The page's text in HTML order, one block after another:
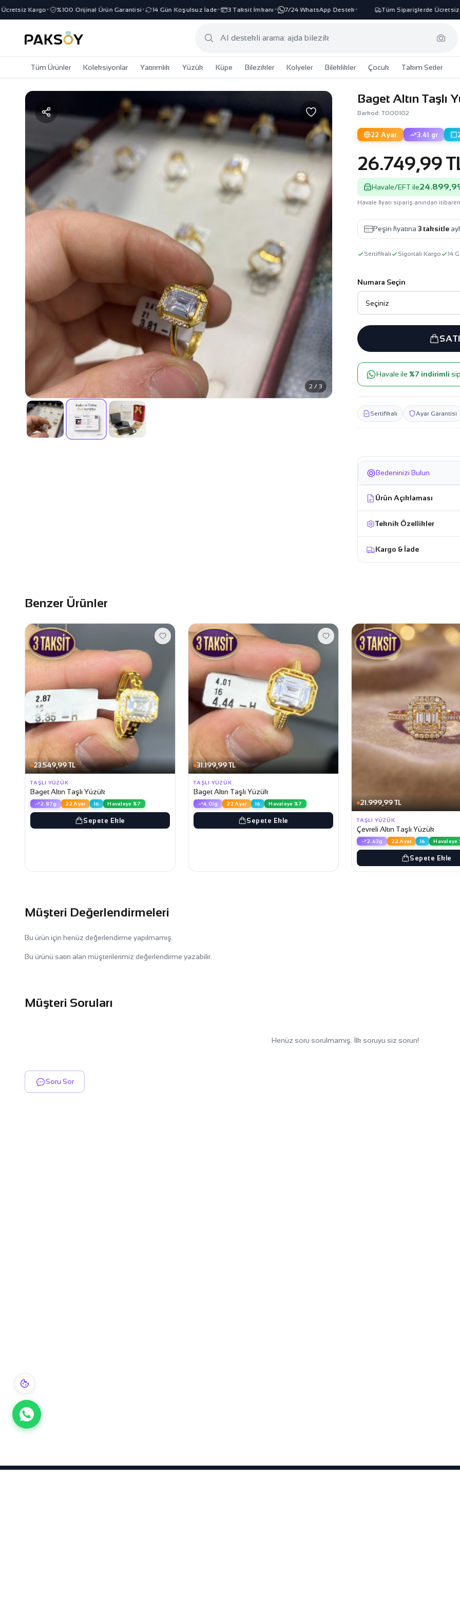
Kargo✦ %100 Orijinal Ürün Garantisi✦ 14 Gün Koşulsuz İade ✦ 3 Taksit İmkanı✦ 7/24 WhatsApp Destek✦ Tüm Siparişlerde Ücretsiz
Tüm Ürünler Koleksiyonlar Yatırımlık Yüzük Küpe Bilezikler Kolyeler Bileklikler Çocuk Takım Setler
2 / 3
Baget Altın Taşlı
Barkod: T000102
22 Ayar 3.41 gr
26.749,99
Havale/EFT ile
Havale fiyatı sipariş anından
Peşin fiyatına 3 taksitle
Sertifikalı Sigortalı Kargo 14
Numara Seçin
Havale ile %7 indirimli
Sertifikalı Ayar Garantisi
Bedeninizi Bulun
Ürün Açıklaması
Teknik Özellikler
Kargo & İade
Benzer Ürünler
23.549,99 TL
TAŞLI YÜZÜK
Baget Altın Taşlı Yüzük
2.87g 22 Ayar 16 Havaleye %7
Sepete Ekle
31.199,99 TL
TAŞLI YÜZÜK
Baget Altın Taşlı Yüzük
4.01g 22 Ayar 16 Havaleye %7
Sepete Ekle
21.999,99 TL
TAŞLI YÜZÜK
Çevreli Altın Taşlı Yüzük
2.63g 22 Ayar 16 Havaleye
Sepete Ekle
Müşteri Değerlendirmeleri
Bu ürün için henüz değerlendirme yapılmamış.
Bu ürünü satın alan müşterilerimiz değerlendirme yazabilir.
Müşteri Soruları
Henüz soru sorulmamış. İlk soruyu siz sorun!
Soru Sor